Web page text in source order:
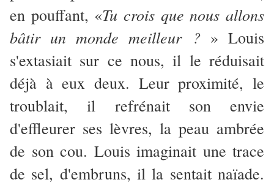
en pouffant, «Tu crois que nous allons
bâtir un monde meilleur ? » Louis
s'extasiait sur ce nous, il le réduisait
déjà à eux deux. Leur proximité, le
troublait, il refrénait son envie
d'effleurer ses lèvres, la peau ambrée
de son cou. Louis imaginait une trace
de sel, d'embruns, il la sentait naïade.